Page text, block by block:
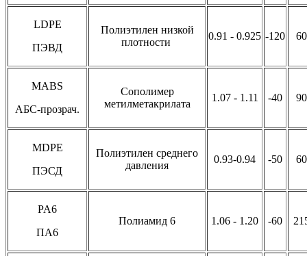
LDPE
ПЭВД
Полиэтилен низкой
плотности
0.91 - 0.925 -120 60
MABS
АБС-прозрач.
Сополимер
метилметакрилата
1.07 - 1.11 -40 90
MDPE
ПЭСД
Полиэтилен среднего
давления
0.93-0.94 -50 60
PA6
ПА6
Полиамид 6 1.06 - 1.20 -60